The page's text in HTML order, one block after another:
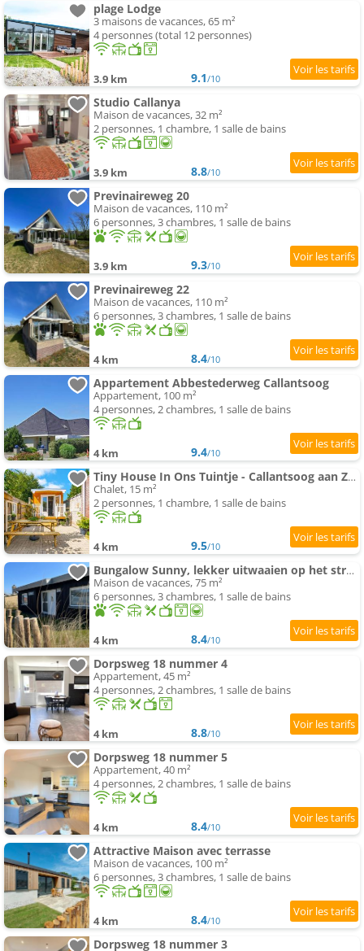
plage Lodge
3 maisons de vacances, 65 m²
4 personnes (total 12 personnes)
3.9 km 9.1/10
Studio Callanya
Maison de vacances, 32 m²
2 personnes, 1 chambre, 1 salle de bains
3.9 km 8.8/10
Previnaireweg 20
Maison de vacances, 110 m²
6 personnes, 3 chambres, 1 salle de bains
3.9 km 9.3/10
Previnaireweg 22
Maison de vacances, 110 m²
6 personnes, 3 chambres, 1 salle de bains
4 km 8.4/10
Appartement Abbestederweg Callantsoog
Appartement, 100 m²
4 personnes, 2 chambres, 1 salle de bains
4 km 9.4/10
Tiny House In Ons Tuintje - Callantsoog aan Zee
Chalet, 15 m²
2 personnes, 1 chambre, 1 salle de bains
4 km 9.5/10
Bungalow Sunny, lekker uitwaaien op het strand!
Maison de vacances, 75 m²
6 personnes, 3 chambres, 1 salle de bains
4 km 8.4/10
Dorpsweg 18 nummer 4
Appartement, 45 m²
4 personnes, 2 chambres, 1 salle de bains
4 km 8.8/10
Dorpsweg 18 nummer 5
Appartement, 40 m²
4 personnes, 2 chambres, 1 salle de bains
4 km 8.4/10
Attractive Maison avec terrasse
Maison de vacances, 100 m²
6 personnes, 3 chambres, 1 salle de bains
4 km 8.4/10
Dorpsweg 18 nummer 3